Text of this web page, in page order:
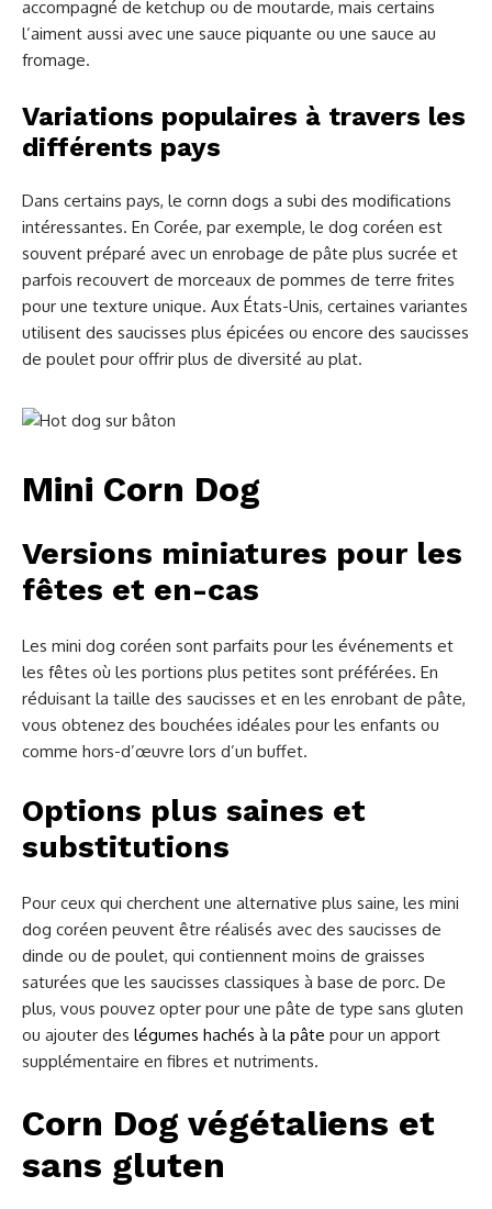
accompagné de ketchup ou de moutarde, mais certains
l’aiment aussi avec une sauce piquante ou une sauce au
fromage.
Variations populaires à travers les
différents pays
Dans certains pays, le cornn dogs a subi des modifications
intéressantes. En Corée, par exemple, le dog coréen est
souvent préparé avec un enrobage de pâte plus sucrée et
parfois recouvert de morceaux de pommes de terre frites
pour une texture unique. Aux États-Unis, certaines variantes
utilisent des saucisses plus épicées ou encore des saucisses
de poulet pour offrir plus de diversité au plat.
Mini Corn Dog
Versions miniatures pour les
fêtes et en-cas
Les mini dog coréen sont parfaits pour les événements et
les fêtes où les portions plus petites sont préférées. En
réduisant la taille des saucisses et en les enrobant de pâte,
vous obtenez des bouchées idéales pour les enfants ou
comme hors-d’œuvre lors d’un buffet.
Options plus saines et
substitutions
Pour ceux qui cherchent une alternative plus saine, les mini
dog coréen peuvent être réalisés avec des saucisses de
dinde ou de poulet, qui contiennent moins de graisses
saturées que les saucisses classiques à base de porc. De
plus, vous pouvez opter pour une pâte de type sans gluten
ou ajouter des légumes hachés à la pâte pour un apport
supplémentaire en fibres et nutriments.
Corn Dog végétaliens et
sans gluten